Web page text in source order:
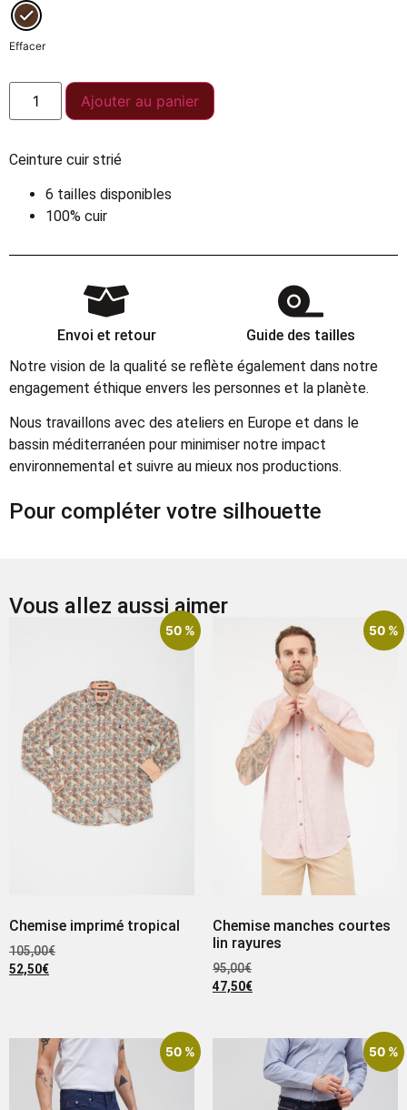
Effacer
Ajouter au panier
Ceinture cuir strié
6 tailles disponibles
100% cuir
Envoi et retour
Guide des tailles
Notre vision de la qualité se reflète également dans notre
engagement éthique envers les personnes et la planète.
Nous travaillons avec des ateliers en Europe et dans le
bassin méditerranéen pour minimiser notre impact
environnemental et suivre au mieux nos productions.
Pour compléter votre silhouette
Vous allez aussi aimer
50 %
Chemise imprimé tropical
105,00€
52,50€
50 %
Chemise manches courtes
lin rayures
95,00€
47,50€
50 % 50 %